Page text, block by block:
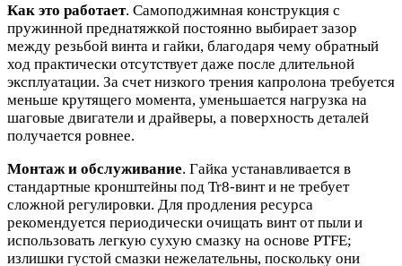
Как это работает. Самоподжимная конструкция с
пружинной преднатяжкой постоянно выбирает зазор
между резьбой винта и гайки, благодаря чему обратный
ход практически отсутствует даже после длительной
эксплуатации. За счет низкого трения капролона требуется
меньше крутящего момента, уменьшается нагрузка на
шаговые двигатели и драйверы, а поверхность деталей
получается ровнее.
Монтаж и обслуживание. Гайка устанавливается в
стандартные кронштейны под Tr8‑винт и не требует
сложной регулировки. Для продления ресурса
рекомендуется периодически очищать винт от пыли и
использовать легкую сухую смазку на основе PTFE;
излишки густой смазки нежелательны, поскольку они